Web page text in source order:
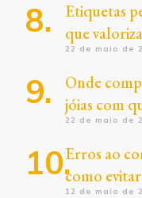
Etiquetas
que
22 de maio de
Onde
jóias com
22 de maio de
Erros ao
como
12 de maio de